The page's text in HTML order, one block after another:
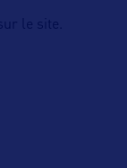
le site.